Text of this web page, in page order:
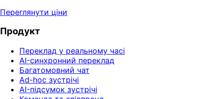
Переглянути ціни
Продукт
Переклад у реальному часі
AI-синхронний переклад
Багатомовний чат
Ad-hoc зустрічі
AI-підсумок зустрічі